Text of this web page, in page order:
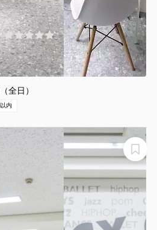
(0件)
古屋市中川区西日置1-1-3
全日）
内
備！プロダンサー、アスリ
白を基調とした清潔感あふ
Youtube撮影なども可